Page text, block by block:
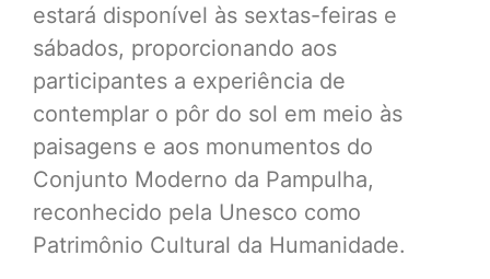
estará disponível às sextas-feiras e
sábados, proporcionando aos
participantes a experiência de
contemplar o pôr do sol em meio às
paisagens e aos monumentos do
Conjunto Moderno da Pampulha,
reconhecido pela Unesco como
Patrimônio Cultural da Humanidade.